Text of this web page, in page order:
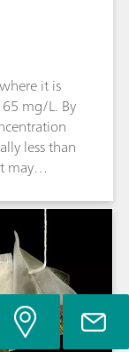
it is
mg/L. By
less than
may
water. This
of
electrode